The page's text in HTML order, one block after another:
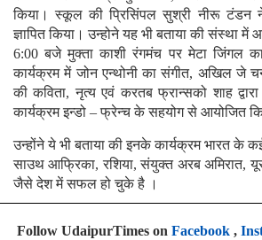
किया। स्कूल की प्रिसिंपल सुश्री नीरू टंडन
ज्ञापित किया। उन्होने यह भी बताया की संस्था में
6:00 बजे मुक्ता काशी रंगमंच पर मेटा जिंगल
कार्यक्रम में जोन एन्थोनी का संगीत, अखिल जे
की कविता, नृत्य एवं करतब फ्रान्सको शाह
कार्यक्रम इन्डो – फ्रेन्च के सहयोग से आयोजित
उन्होंने ये भी बताया की इनके कार्यक्रम भारत के
साउथ आफ्रिका, रशिया, संयुक्त अरब अमिरात,
जैसे देश में सफल हो चुके है ।
Follow UdaipurTimes on Facebook,